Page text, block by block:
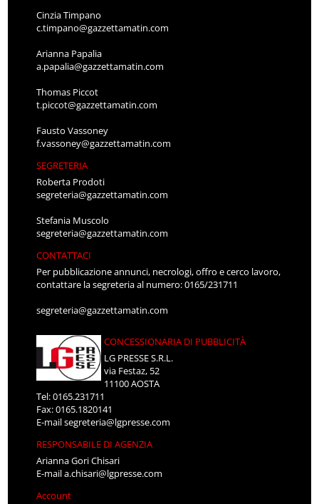
Cinzia Timpano
c.timpano@gazzettamatin.com
Arianna Papalia
a.papalia@gazzettamatin.com
Thomas Piccot
t.piccot@gazzettamatin.com
Fausto Vassoney
f.vassoney@gazzettamatin.com
SEGRETERIA
Roberta Prodoti
segreteria@gazzettamatin.com
Stefania Muscolo
segreteria@gazzettamatin.com
CONTATTACI
Per pubblicazione annunci, necrologi, offro e cerco lavoro,
contattare la segreteria al numero: 0165/231711
segreteria@gazzettamatin.com
CONCESSIONARIA DI PUBBLICITÀ
LG PRESSE S.R.L.
via Festaz, 52
11100 AOSTA
Tel: 0165.231711
Fax: 0165.1820141
E-mailsegreteria@lgpresse.com
RESPONSABILE DI AGENZIA
Arianna Gori Chisari
E-maila.chisari@lgpresse.com
Account